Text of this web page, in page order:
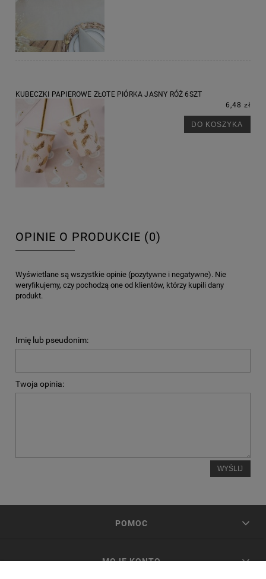
KUBECZKI PAPIEROWE ZŁOTE PIÓRKA JASNY RÓŻ 6SZT
6,48 zł
DO KOSZYKA
OPINIE O PRODUKCIE (0)
Wyświetlane są wszystkie opinie (pozytywne i negatywne). Nie
weryfikujemy, czy pochodzą one od klientów, którzy kupili dany
produkt.
Imię lub pseudonim:
Twoja opinia:
WYŚLIJ
POMOC
MOJE KONTO